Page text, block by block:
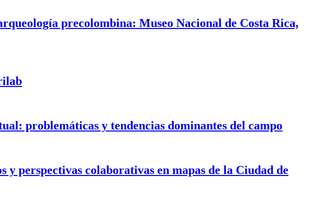
precolombina: Museo Nacional de Costa Rica,
problemáticas y tendencias dominantes del campo
y perspectivas colaborativas en mapas de la Ciudad de